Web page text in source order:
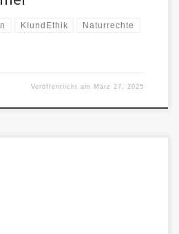
KIundEthik Naturrechte
Veröffentlicht am März 27, 2025